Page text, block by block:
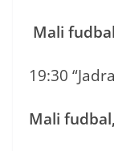
Mali
19:30
Mali fudbal,